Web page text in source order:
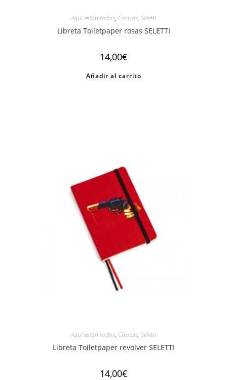
Aquí están todos, Cosicas, Seletti
Libreta Toiletpaper rosas SELETTI
14,00€
Añadir al carrito
Aquí están todos, Cosicas, Seletti
Libreta Toiletpaper revolver SELETTI
14,00€